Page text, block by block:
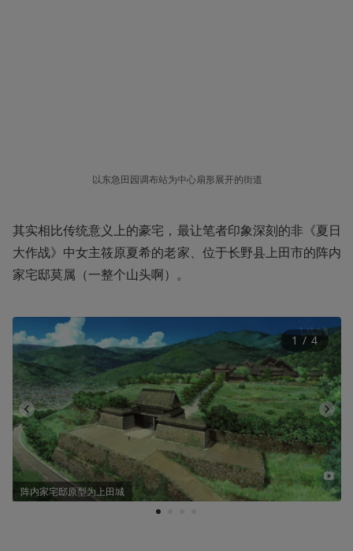
以东急田园调布站为中心扇形展开的街道
其实相比传统意义上的豪宅，最让笔者印象深刻的非《夏日
大作战》中女主筱原夏希的老家、位于长野县上田市的阵内
家宅邸莫属（一整个山头啊）。
阵内家宅邸原型为上田城
1
1 / 4